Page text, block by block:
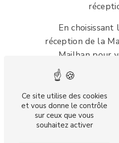
En choisissant
réception de la
Mailhan pour
building à
optez pour un
où convivialité,
et bonnes
rendez-vous.
maintenant pour
Ce site utilise des cookies
et vous donne le contrôle
sur ceux que vous
souhaitez activer